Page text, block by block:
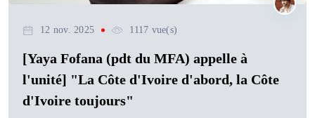
12 nov. 2025 1117 vue(s)
[Yaya Fofana (pdt du MFA) appelle à
l'unité] "La Côte d'Ivoire d'abord, la Côte
d'Ivoire toujours"